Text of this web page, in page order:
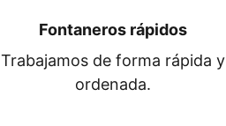
Fontaneros rápidos
Trabajamos de forma rápida y
ordenada.